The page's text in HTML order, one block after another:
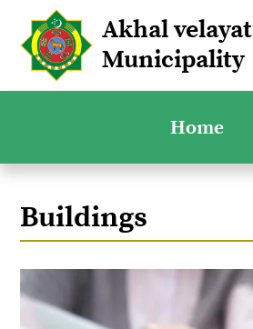
Akhal velayat
Municipality
Home
Buildings